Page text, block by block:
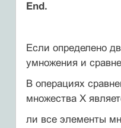
End.
Если определено
умножения и
В операциях
множества X
ли все элементы